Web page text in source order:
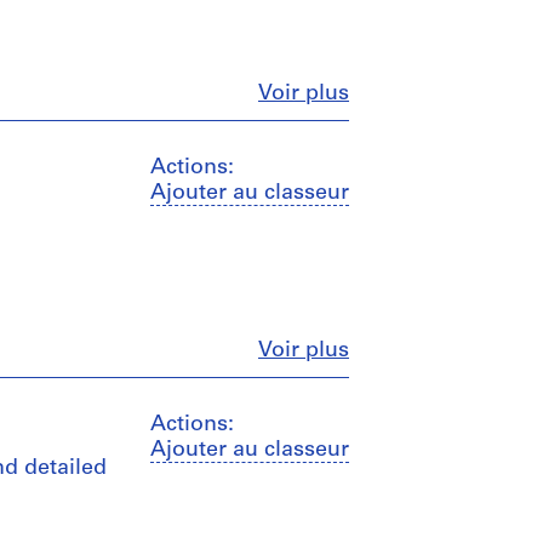
Voir plusFermer
Actions:
Ajouter au classeur
Voir plusFermer
Actions:
Ajouter au classeur
detailed